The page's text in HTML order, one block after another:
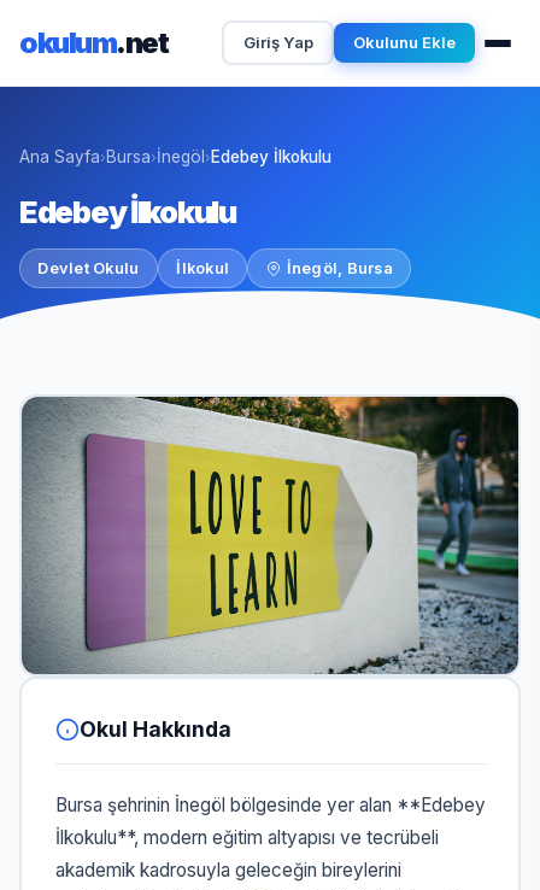
okulum.net Giriş Yap Okulunu Ekle
Ana Sayfa› Bursa›İnegöl › Edebey İlkokulu
Edebey İlkokulu
Devlet Okulu İlkokul İnegöl, Bursa
Okul Hakkında
Bursa şehrinin İnegöl bölgesinde yer alan **Edebey
İlkokulu**, modern eğitim altyapısı ve tecrübeli
akademik kadrosuyla geleceğin bireylerini